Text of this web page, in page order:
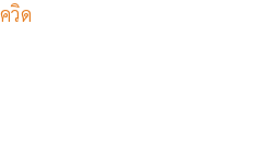
วิด